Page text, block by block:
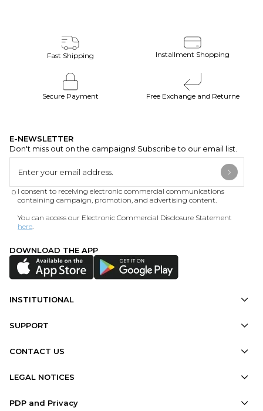
Fast Shipping Installment Shopping
Secure Payment Free Exchange and Returne
E-NEWSLETTER
Don't miss out on the campaigns! Subscribe to our email list.
I consent to receiving electronic commercial communications
containing campaign, promotion, and advertising content.
You can access our Electronic Commercial Disclosure Statement
here
DOWNLOAD THE APP
INSTITUTIONAL
SUPPORT
CONTACT US
LEGAL NOTICES
PDP and Privacy